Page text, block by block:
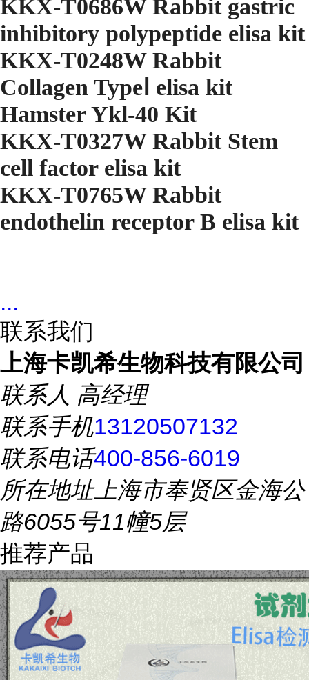
KKX-T0686W Rabbit gastric
inhibitory polypeptide elisa kit
KKX-T0248W Rabbit
Collagen TypeⅠ elisa kit
Hamster Ykl-40 Kit
KKX-T0327W Rabbit Stem
cell factor elisa kit
KKX-T0765W Rabbit
endothelin receptor B elisa kit
...
联系我们
上海卡凯希生物科技有限公司
联系人 高经理
联系手机13120507132
联系电话400-856-6019
所在地址上海市奉贤区金海公
路6055号11幢5层
推荐产品